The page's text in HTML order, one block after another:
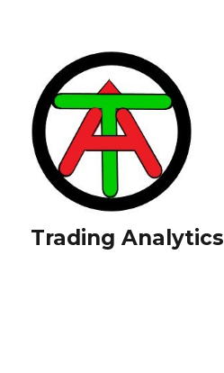
Trading Analytics